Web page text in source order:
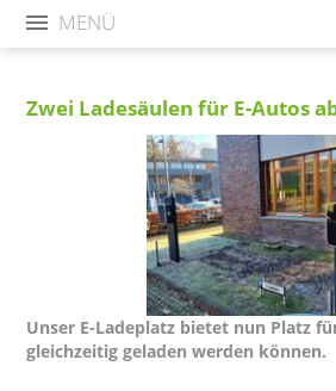
MENÜ
Zwei Ladesäulen für E-Autos
Unser E-Ladeplatz bietet nun Platz
gleichzeitig geladen werden können.